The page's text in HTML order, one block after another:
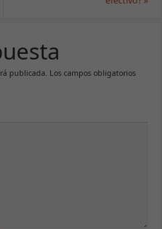
publicada. Los campos obligatorios